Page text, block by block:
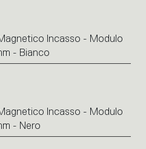
Incasso - Modulo
- Bianco
Incasso - Modulo
- Nero